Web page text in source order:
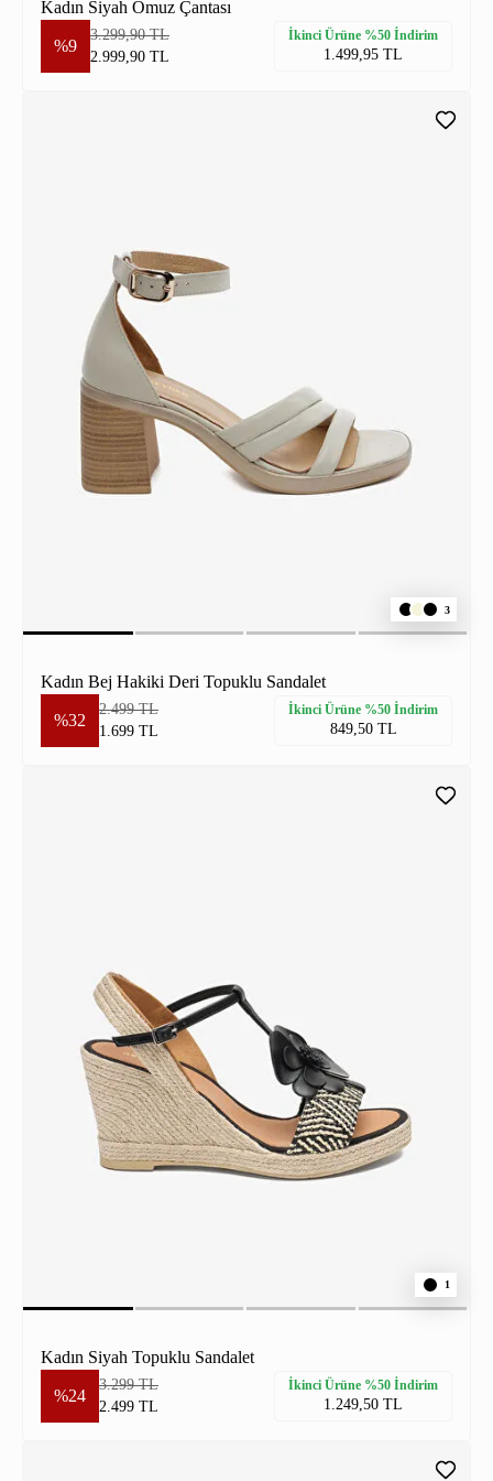
Kadın Siyah Omuz Çantası
%9
3.299,90 TL
2.999,90 TL
İkinci Ürüne %50 İndirim
1.499,95 TL
3
Kadın Bej Hakiki Deri Topuklu Sandalet
%32
2.499 TL
1.699 TL
İkinci Ürüne %50 İndirim
849,50 TL
1
Kadın Siyah Topuklu Sandalet
%24
3.299 TL
2.499 TL
İkinci Ürüne %50 İndirim
1.249,50 TL